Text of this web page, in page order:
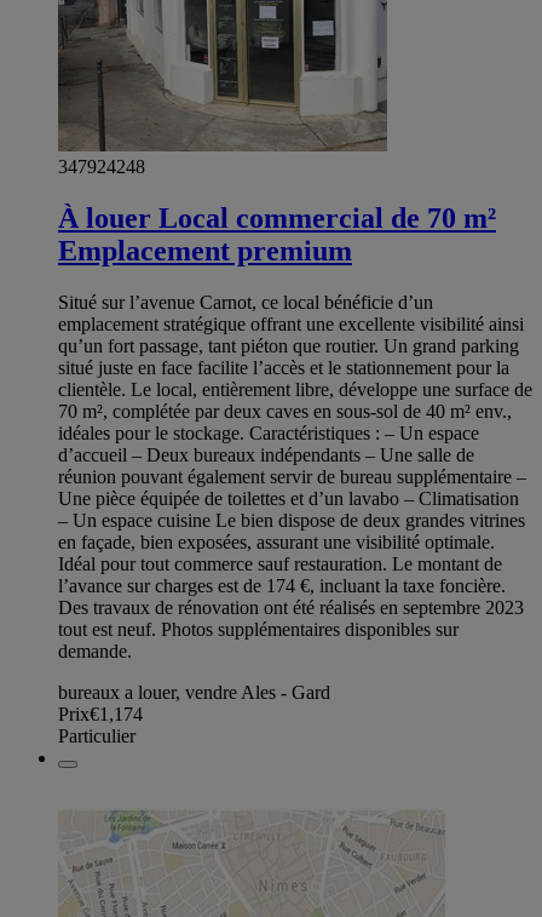
347924248
À louer Local commercial de 70 m²
Emplacement premium
Situé sur l’avenue Carnot, ce local bénéficie d’un
emplacement stratégique offrant une excellente visibilité ainsi
qu’un fort passage, tant piéton que routier. Un grand parking
situé juste en face facilite l’accès et le stationnement pour la
clientèle. Le local, entièrement libre, développe une surface de
70 m², complétée par deux caves en sous-sol de 40 m² env.,
idéales pour le stockage. Caractéristiques : – Un espace
d’accueil – Deux bureaux indépendants – Une salle de
réunion pouvant également servir de bureau supplémentaire –
Une pièce équipée de toilettes et d’un lavabo – Climatisation
– Un espace cuisine Le bien dispose de deux grandes vitrines
en façade, bien exposées, assurant une visibilité optimale.
Idéal pour tout commerce sauf restauration. Le montant de
l’avance sur charges est de 174 €, incluant la taxe foncière.
Des travaux de rénovation ont été réalisés en septembre 2023
tout est neuf. Photos supplémentaires disponibles sur
demande.
bureaux a louer, vendre Ales - Gard
Prix€1,174
Particulier